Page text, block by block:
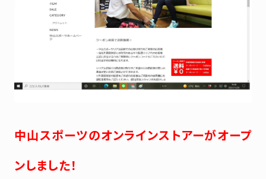
中山スポーツのオンラインストアーがオープ
ンしました！